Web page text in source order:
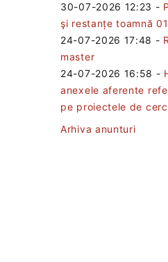
30-07-2026 12:23 -
şi restanțe toamnă
24-07-2026 17:48 -
master
24-07-2026 16:58 -
anexele aferente
pe proiectele de
Arhiva anunturi